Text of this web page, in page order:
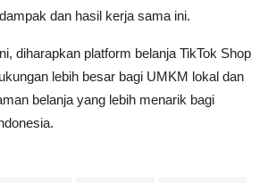
dan hasil kerja sama ini.
diharapkan platform belanja TikTok Shop
lebih besar bagi UMKM lokal dan
belanja yang lebih menarik bagi